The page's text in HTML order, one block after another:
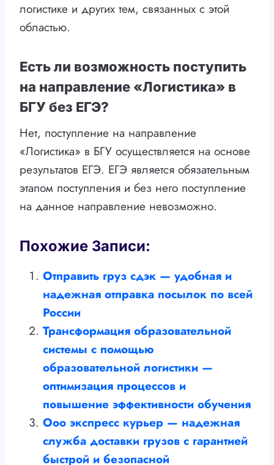
логистике и других тем, связанных с этой
областью.
Есть ли возможность поступить
на направление «Логистика» в
БГУ без ЕГЭ?
Нет, поступление на направление
«Логистика» в БГУ осуществляется на основе
результатов ЕГЭ. ЕГЭ является обязательным
этапом поступления и без него поступление
на данное направление невозможно.
Похожие Записи:
Отправить груз сдэк — удобная и
надежная отправка посылок по всей
России
Трансформация образовательной
системы с помощью
образовательной логистики —
оптимизация процессов и
повышение эффективности обучения
Ооо экспресс курьер — надежная
служба доставки грузов с гарантией
быстрой и безопасной